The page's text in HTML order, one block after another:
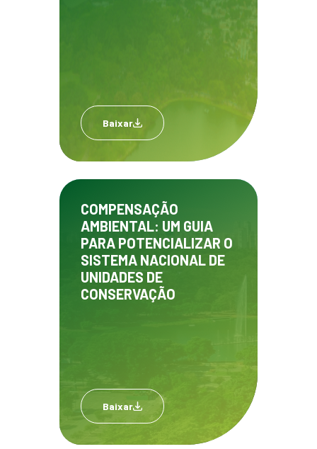
Baixar
COMPENSAÇÃO
AMBIENTAL: UM GUIA
PARA POTENCIALIZAR O
SISTEMA NACIONAL DE
UNIDADES DE
CONSERVAÇÃO
Baixar